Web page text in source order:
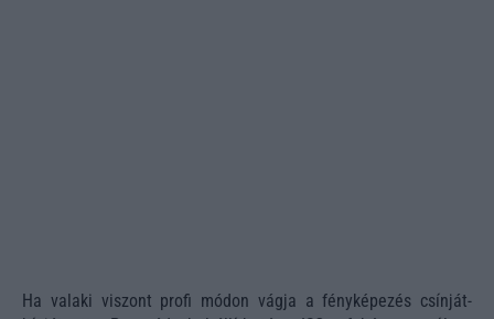
Ha valaki viszont profi módon vágja a fényképezés csínját-